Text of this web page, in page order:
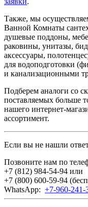
Также, мы
Ванной Комнаты
душевые поддоны,
раковины, унитазы,
аксессуары,
для водоподготовки
и канализационными
Подберем аналоги со
поставляемых больше
нашего интернет-
ассортимент.
Если вы не нашли
Позвоните нам по
+7 (812) 984-54-94 или
+7 (800) 600-59-94
WhatsApp: +7-960-241-